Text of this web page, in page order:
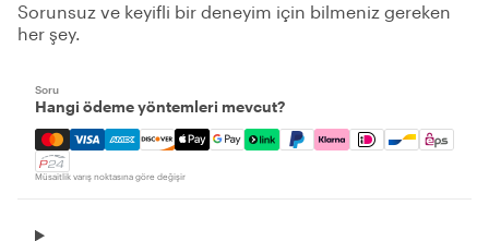
Sorunsuz ve keyifli bir deneyim için bilmeniz gereken
her şey.
Soru
Hangi ödeme yöntemleri mevcut?
Mastercard, Visa, Amex, Discover, Apple Pay, Google
Müsaitlik varış noktasına göre değişir